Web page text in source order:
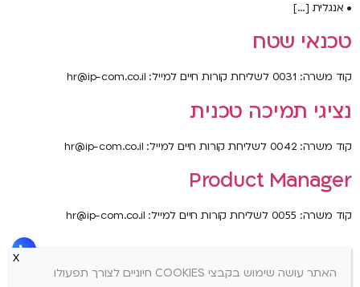
• אנגלית […]
טכנאי שטח
קוד משרה: 0031 לשליחת קורות חיים למייל: hr@ip-com.co.il
נציגי תמיכה טכנית
קוד משרה: 0042 לשליחת קורות חיים למייל: hr@ip-com.co.il
Product Manager
קוד משרה: 0055 לשליחת קורות חיים למייל: hr@ip-com.co.il
האתר עושה שימוש בקבצי COOKIES חיוניים לצורך תפעולו